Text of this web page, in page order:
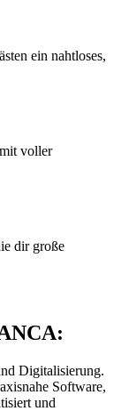
ein nahtloses,
voller
dir große
Digitalisierung.
Software,
und